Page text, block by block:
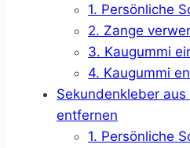
1. Persönliche
2. Zange
3. Kaugummi
4. Kaugummi
Sekundenkleber aus
entfernen
1. Persönliche